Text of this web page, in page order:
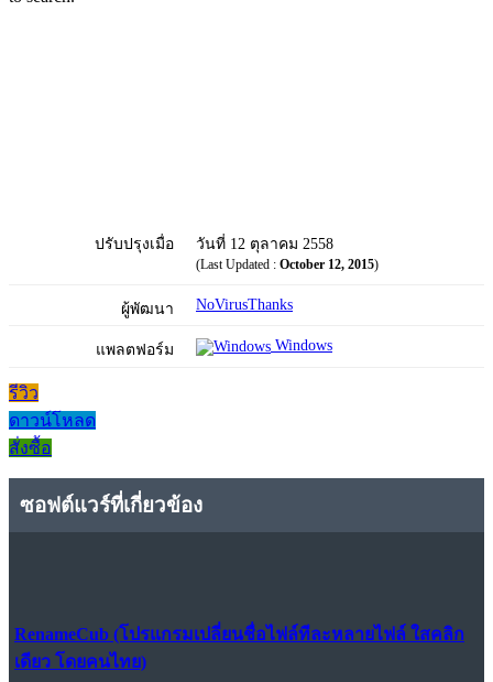
ปรับปรุงเมื่อ วันที่ 12 ตุลาคม 2558
(Last Updated : October 12, 2015)
ผู้พัฒนา NoVirusThanks
แพลตฟอร์ม Windows
รีวิว
ดาวน์โหลด
สั่งซื้อ
ซอฟต์แวร์ที่เกี่ยวข้อง
RenameCub (โปรแกรมเปลี่ยนชื่อไฟล์ทีละหลายไฟล์ ใสคลิก
เดียว โดยคนไทย)